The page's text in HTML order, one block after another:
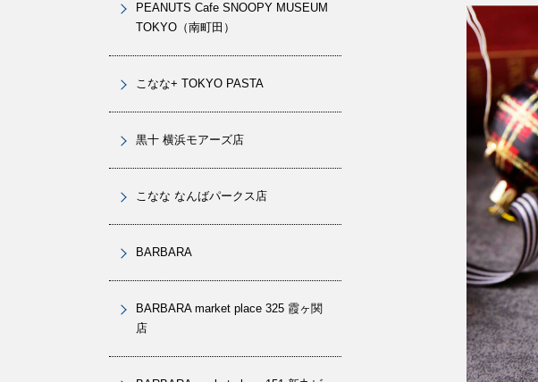
PEANUTS Cafe SNOOPY MUSEUM
TOKYO（南町田）
こなな+ TOKYO PASTA
黒十 横浜モアーズ店
こなな なんばパークス店
BARBARA
BARBARA market place 325 霞ヶ関
店